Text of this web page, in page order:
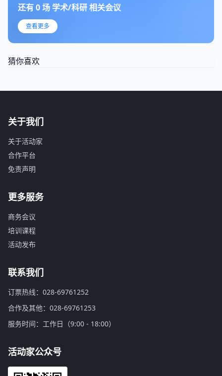
还有0场 学术/科研相关会议
查看更多
猜你喜欢
关于我们
关于活动家
合作平台
免责声明
更多服务
商务会议
培训课程
活动发布
联系我们
订票热线：028-69761252
合作及其他：028-69761253
服务时间：工作日（9:00 - 18:00）
活动家公众号